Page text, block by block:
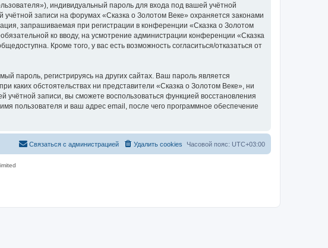
индивидуальный пароль для входа под вашей учётной
записи на форумах «Сказка о Золотом Веке» охраняется законами
запрашиваемая при регистрации в конференции «Сказка о Золотом
ко вводу, на усмотрение администрации конференции «Сказка
Кроме того, у вас есть возможность согласиться/отказаться от
пароль, регистрируясь на других сайтах. Ваш пароль является
каких обстоятельствах ни представители «Сказка о Золотом Веке», ни
записи, вы сможете воспользоваться функцией восстановления
пользователя и ваш адрес email, после чего программное обеспечение
Часовой пояс: UTC+03:00
Удалить cookies
Связаться с администрацией